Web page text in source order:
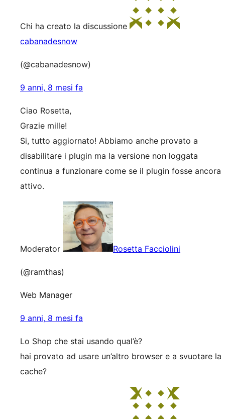
Chi ha creato la discussione
cabanadesnow
(@cabanadesnow)
9 anni, 8 mesi fa
Ciao Rosetta,
Grazie mille!
Si, tutto aggiornato! Abbiamo anche provato a
disabilitare i plugin ma la versione non loggata
continua a funzionare come se il plugin fosse ancora
attivo.
Moderator Rosetta Facciolini
(@ramthas)
Web Manager
9 anni, 8 mesi fa
Lo Shop che stai usando qual’è?
hai provato ad usare un’altro browser e a svuotare la
cache?